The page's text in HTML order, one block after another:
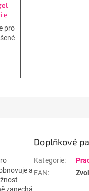
e
pro
a
Doplňkové
Kategorie:
EAN: